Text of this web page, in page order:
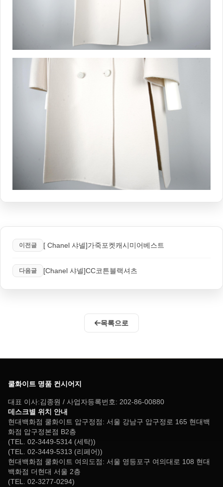
이전글 [ Chanel 샤넬]가죽포켓캐시미어베스트
다음글 [Chanel 샤넬]CC코튼블랙셔츠
목록으로
쿨화이트 명품 컨시어지
대표 이사:김종원 / 사업자등록번호: 202-86-00880
데스크별 위치 안내
현대백화점 쿨화이트 압구정점: 서울 강남구 압구정로 165 현대백
화점 압구정본점 B2층
(TEL. 02-3449-5314 (세탁))
(TEL. 02-3449-5313 (리페어))
현대백화점 쿨화이트 여의도점: 서울 영등포구 여의대로 108 현대
백화점 더현대 서울 2층
(TEL. 02-3277-0294)